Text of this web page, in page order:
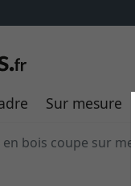
Sur mesure
en bois coupe sur